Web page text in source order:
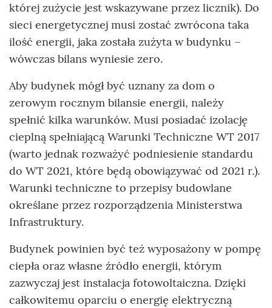
której zużycie jest wskazywane przez licznik). Do
sieci energetycznej musi zostać zwrócona taka
ilość energii, jaka została zużyta w budynku –
wówczas bilans wyniesie zero.
Aby budynek mógł być uznany za dom o
zerowym rocznym bilansie energii, należy
spełnić kilka warunków. Musi posiadać izolację
cieplną spełniającą Warunki Techniczne WT 2017
(warto jednak rozważyć podniesienie standardu
do WT 2021, które będą obowiązywać od 2021 r.).
Warunki techniczne to przepisy budowlane
określane przez rozporządzenia Ministerstwa
Infrastruktury.
Budynek powinien być też wyposażony w pompę
ciepła oraz własne źródło energii, którym
zazwyczaj jest instalacja fotowoltaiczna. Dzięki
całkowitemu oparciu o energię elektryczną